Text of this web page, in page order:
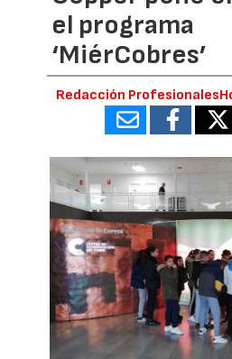
el programa
‘MiérCobres’
Redacción